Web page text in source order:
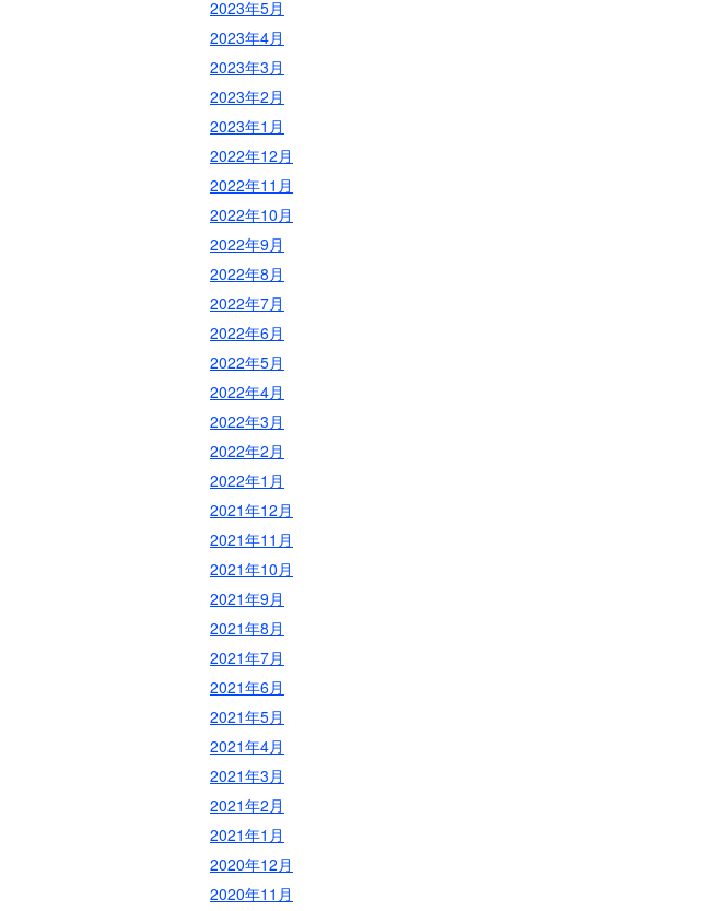
2023年5月
2023年4月
2023年3月
2023年2月
2023年1月
2022年12月
2022年11月
2022年10月
2022年9月
2022年8月
2022年7月
2022年6月
2022年5月
2022年4月
2022年3月
2022年2月
2022年1月
2021年12月
2021年11月
2021年10月
2021年9月
2021年8月
2021年7月
2021年6月
2021年5月
2021年4月
2021年3月
2021年2月
2021年1月
2020年12月
2020年11月